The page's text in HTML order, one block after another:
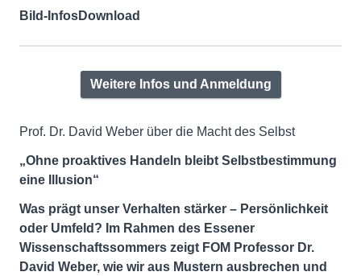
Bild-InfosDownload
Weitere Infos und Anmeldung
Prof. Dr. David Weber über die Macht des Selbst
„Ohne proaktives Handeln bleibt Selbstbestimmung
eine Illusion“
Was prägt unser Verhalten stärker – Persönlichkeit
oder Umfeld? Im Rahmen des Essener
Wissenschaftssommers zeigt FOM Professor Dr.
David Weber, wie wir aus Mustern ausbrechen und